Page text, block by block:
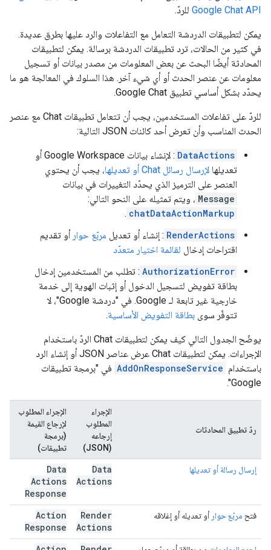
Google Chat API للردّ.
يمكن لتطبيقات الدردشة التعامل مع التفاعلات والرد عليها بطرق عديدة.
في كثير من الحالات، ترد تطبيقات الدردشة برسالة. يمكن لتطبيقات
المحادثة أيضًا البحث عن بعض المعلومات من مصدر بيانات أو تسجيل
معلومات عن عنصر الحدث أو أي شيء آخر. هذا السلوك في المعالجة هو ما
يحدّد بشكل أساسي تطبيق Google Chat.
للردّ على تفاعلات المستخدمين، يجب أن تتعامل تطبيقات Chat مع عنصر
الحدث المناسب وأن تعرض أحد كائنات JSON التالية:
DataActions
: لإنشاء بيانات Google Workspace أو
تعديلها لإرسال رسائل Chat أو تعديلها
، يجب أن يحتوي
العنصر على الترميز الذي يحدّد التغييرات في بيانات
Message ، ويتم تمثيله على النحو التالي:
chatDataActionMarkup
.
RenderActions : إنشاء أو تعديل مربّع حوار أو تقديم
اقتراحات إدخال لقائمة اختيار متعدّد
AuthorizationError : تطلب من المستخدمين إدخال
بطاقة تفويض لتسجيل الدخول أو إثبات الهوية إلى خدمة
خارجية غير تابعة لـ Google. في "دردشة Google"، لا
تتوفّر سوى بطاقة التفويض الأساسية.
يوضّح الجدول التالي كيف يمكن لتطبيقات Chat الردّ باستخدام
الإجراءات. يمكن لتطبيقات Chat عرض عناصر JSON أو إنشاء الرد
باستخدام AddOnResponseService في "برمجة تطبيقات
Google".
ردّ تطبيق المحادثات
الإجراء
المطلوب
إرجاعه
(JSON)
الإجراء المطلوب
لإرجاع القيمة
(برمجة
تطبيقات)
إرسال رسالة أو تعديلها
Data
Actions
Data
Actions
Response
فتح مربّع حوار أو تعديله أو إغلاقه
Render
Actions
Action
Response